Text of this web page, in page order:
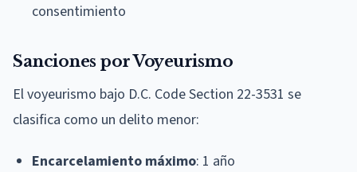
consentimiento
Sanciones por Voyeurismo
El voyeurismo bajo D.C. Code Section 22-3531 se
clasifica como un delito menor:
Encarcelamiento máximo: 1 año